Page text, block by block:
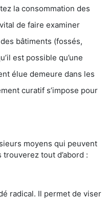
la consommation des
de faire examiner
bâtiments (fossés,
est possible qu’une
élue demeure dans les
curatif s’impose pour
moyens qui peuvent
tout d’abord :
radical. Il permet de viser